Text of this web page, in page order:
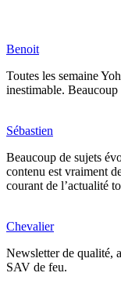
Benoit
Toutes les semaine
inestimable. Beaucoup
Sébastien
Beaucoup de sujets
contenu est vraiment
courant de l’actualité
Chevalier
Newsletter de qualité,
SAV de feu.